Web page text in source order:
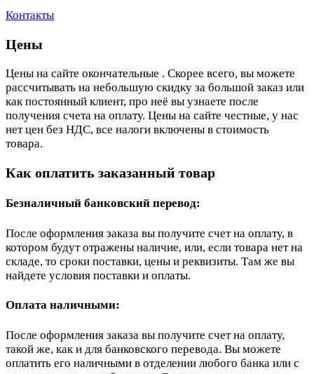
Контакты
Цены
Цены на сайте окончательные . Скорее всего, вы можете
рассчитывать на небольшую скидку за большой заказ или
как постоянный клиент, про неё вы узнаете после
получения счета на оплату. Цены на сайте честные, у нас
нет цен без НДС, все налоги включены в стоимость
товара.
Как оплатить заказанный товар
Безналичный банковский перевод:
После оформления заказа вы получите счет на оплату, в
котором будут отражены наличие, или, если товара нет на
складе, то сроки поставки, цены и реквизиты. Там же вы
найдете условия поставки и оплаты.
Оплата наличными:
После оформления заказа вы получите счет на оплату,
такой же, как и для банковского перевода. Вы можете
оплатить его наличными в отделении любого банка или с